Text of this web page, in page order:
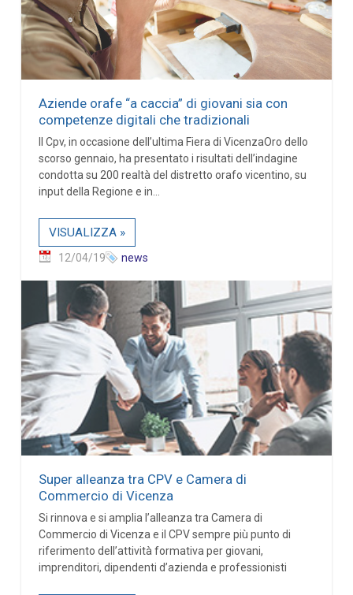
Aziende orafe “a caccia” di giovani sia con
competenze digitali che tradizionali
Il Cpv, in occasione dell’ultima Fiera di VicenzaOro dello
scorso gennaio, ha presentato i risultati dell’indagine
condotta su 200 realtà del distretto orafo vicentino, su
input della Regione e in...
VISUALIZZA »
12/04/19 news
Super alleanza tra CPV e Camera di
Commercio di Vicenza
Si rinnova e si amplia l’alleanza tra Camera di
Commercio di Vicenza e il CPV sempre più punto di
riferimento dell’attività formativa per giovani,
imprenditori, dipendenti d’azienda e professionisti